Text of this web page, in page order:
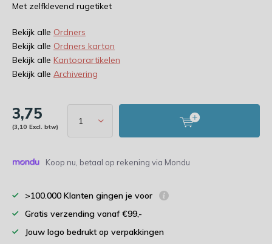
Met zelfklevend rugetiket
Bekijk alle Ordners
Bekijk alle Ordners karton
Bekijk alle Kantoorartikelen
Bekijk alle Archivering
3,75
(3,10 Excl. btw)
Koop nu, betaal op rekening via Mondu
>100.000 Klanten gingen je voor
Gratis verzending vanaf €99,-
Jouw logo bedrukt op verpakkingen